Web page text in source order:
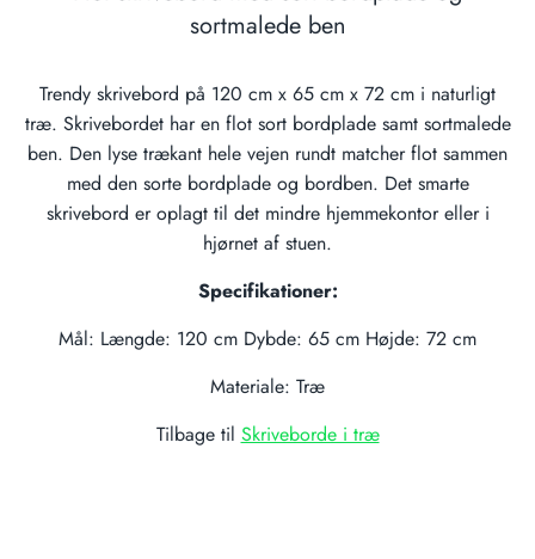
sortmalede ben
Trendy skrivebord på 120 cm x 65 cm x 72 cm i naturligt
træ. Skrivebordet har en flot sort bordplade samt sortmalede
ben. Den lyse trækant hele vejen rundt matcher flot sammen
med den sorte bordplade og bordben. Det smarte
skrivebord er oplagt til det mindre hjemmekontor eller i
hjørnet af stuen.
Specifikationer:
Mål: Længde: 120 cm Dybde: 65 cm Højde: 72 cm
Materiale: Træ
Tilbage til Skriveborde i træ